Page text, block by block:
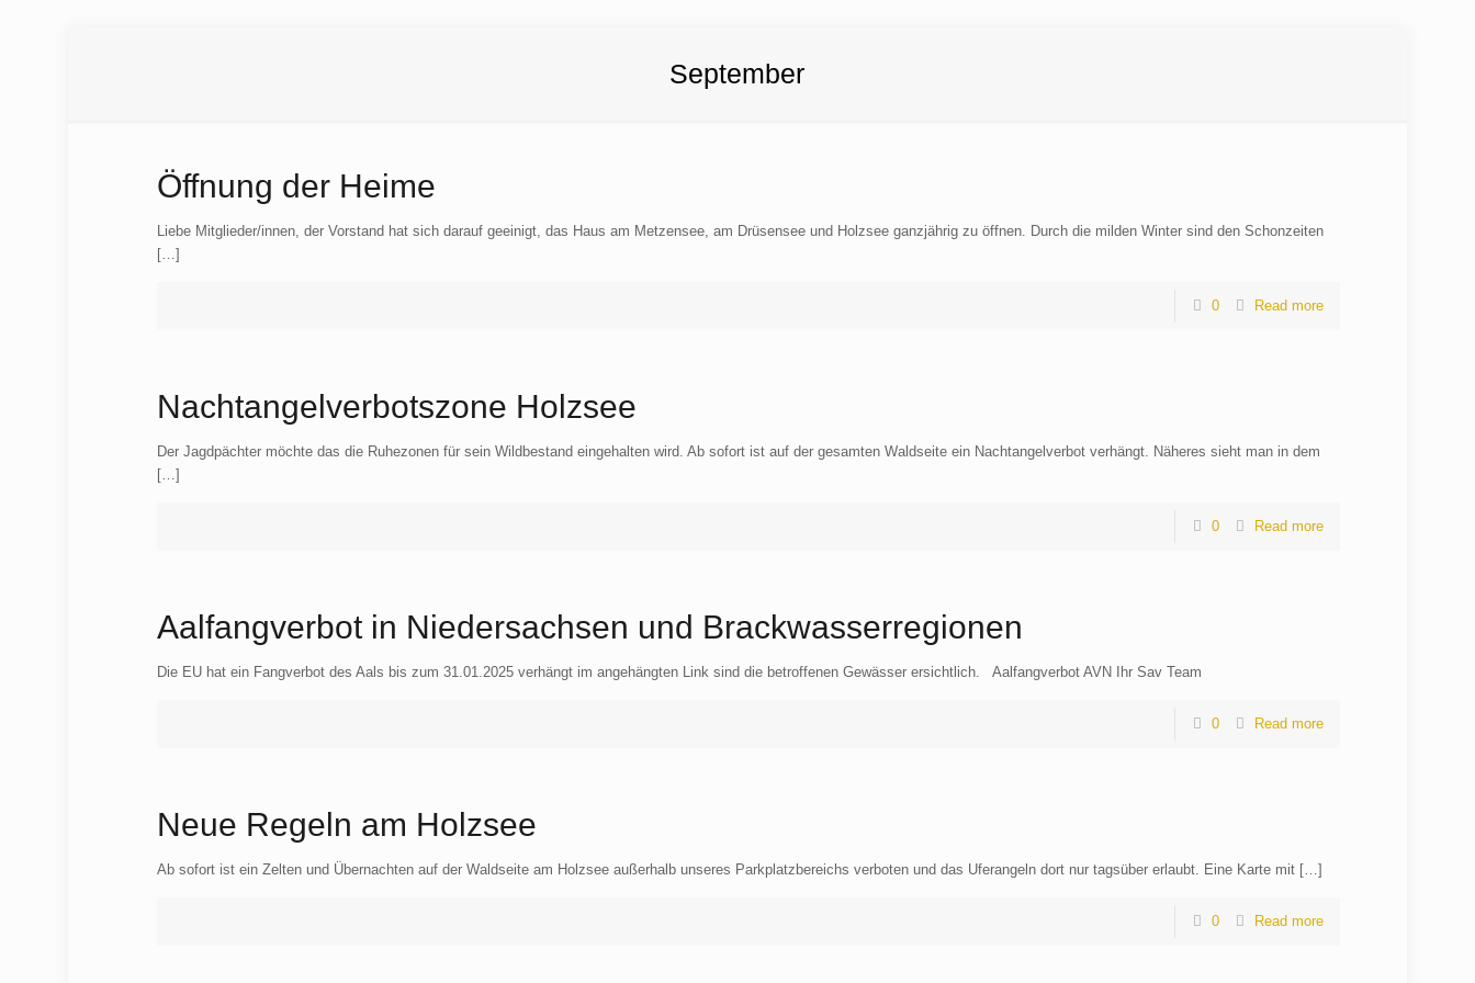
September
Öffnung der Heime
Liebe Mitglieder/innen, der Vorstand hat sich darauf geeinigt, das Haus am Metzensee, am Drüsensee und Holzsee ganzjährig zu öffnen. Durch die milden Winter sind den Schonzeiten
[…]
0 Read more
Nachtangelverbotszone Holzsee
Der Jagdpächter möchte das die Ruhezonen für sein Wildbestand eingehalten wird. Ab sofort ist auf der gesamten Waldseite ein Nachtangelverbot verhängt. Näheres sieht man in dem
[…]
0 Read more
Aalfangverbot in Niedersachsen und Brackwasserregionen
Die EU hat ein Fangverbot des Aals bis zum 31.01.2025 verhängt im angehängten Link sind die betroffenen Gewässer ersichtlich. Aalfangverbot AVN Ihr Sav Team
0 Read more
Neue Regeln am Holzsee
Ab sofort ist ein Zelten und Übernachten auf der Waldseite am Holzsee außerhalb unseres Parkplatzbereichs verboten und das Uferangeln dort nur tagsüber erlaubt. Eine Karte mit […]
0 Read more